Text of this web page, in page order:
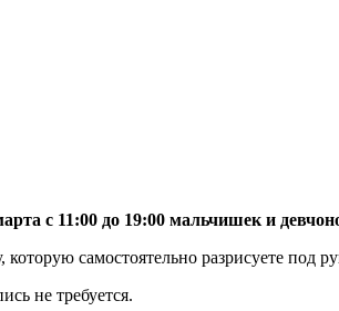
с 11:00 до 19:00 мальчишек и
самостоятельно разрисуете под
не требуется.